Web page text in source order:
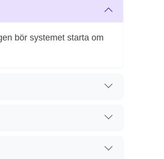
bör systemet starta om